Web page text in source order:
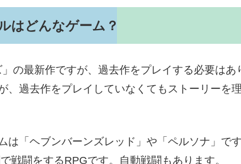
はどんなゲーム？
の最新作ですが、過去作をプレイする必要はあ
、過去作をプレイしていなくてもストーリーを
は「ヘブンバーンズレッド」や「ペルソナ」で
戦闘をするRPGです。自動戦闘もあります。